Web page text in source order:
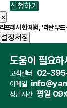
신청하기
×
리프레시 한 체험, '라탄 무
설정저장
도움이 필요
고객센터 02-
이메일
상담시간 평일